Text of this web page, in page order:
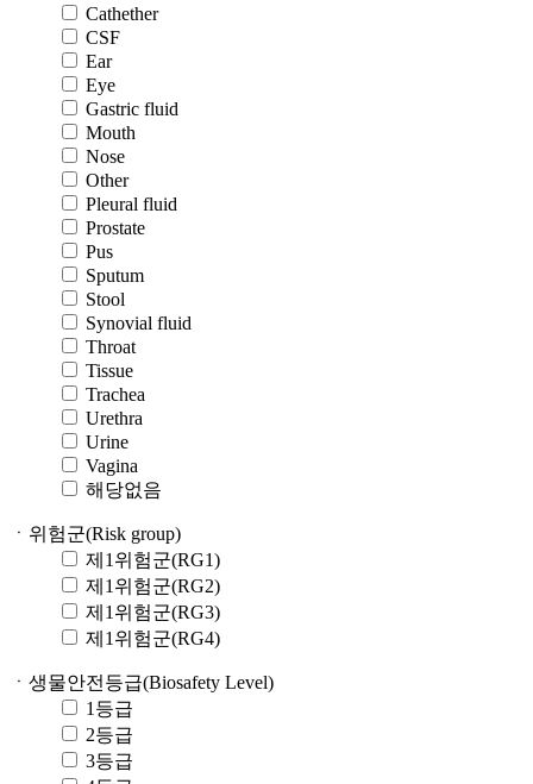
Cathether
CSF
Ear
Eye
Gastric fluid
Mouth
Nose
Other
Pleural fluid
Prostate
Pus
Sputum
Stool
Synovial fluid
Throat
Tissue
Trachea
Urethra
Urine
Vagina
해당없음
ㆍ위험군(Risk group)
제1위험군(RG1)
제1위험군(RG2)
제1위험군(RG3)
제1위험군(RG4)
ㆍ생물안전등급(Biosafety Level)
1등급
2등급
3등급